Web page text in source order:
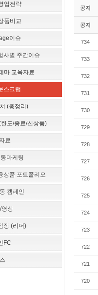
업전략
품비교
이슈
사별 주간이슈
마 교육자료
스크랩
(총정리)
도/종료/신상품)
료
마케팅
상품 포트폴리오
캠페인
영상
장 (리더)
FC
공지
공지
734
733
732
731
730
729
728
727
726
725
724
723
722
721
720